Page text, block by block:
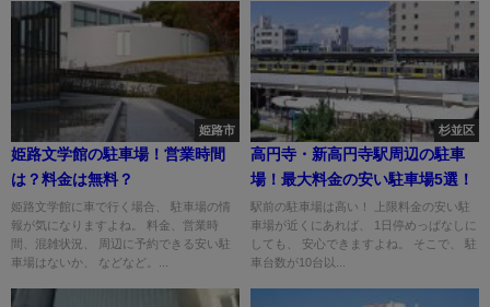
姫路市
姫路文学館の駐車場！営業時間
は？料金は無料？
姫路文学館に車で行く場合、 駐車場の情
報が気になりますよね。 料金、営業時
間、混雑状況、 周辺に予約できる安い駐
車場はないか、 などなど。...
杉並区
高円寺・新高円寺駅周辺の駐車
場！最大料金の安い駐車場5選！
駅前の駐車場は高い！ 上限料金の安い駐
車場が近くにあれば、 1日停めっぱなしに
しても、 安心できますよね。 そこで、 駐
車台数が10台以...